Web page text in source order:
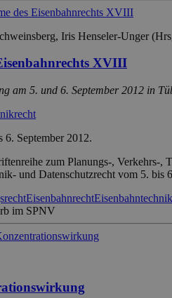
Iris Henseler-Unger
XVIII
am 5. und 6. September 2012 in
6. September 2012.
zum Planungs-, Verkehrs-,
und Datenschutzrecht vom 5.
Eisenbahnrecht
im SPNV